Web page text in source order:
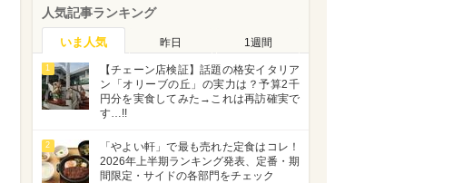
人気記事ランキング
いま人気 昨日 1週間
1
【チェーン店検証】話題の格安イタリア
ン「オリーブの丘」の実力は？予算2千
円分を実食してみた→これは再訪確実で
す…!!
2
「やよい軒」で最も売れた定食はコレ！
2026年上半期ランキング発表、定番・期
間限定・サイドの各部門をチェック